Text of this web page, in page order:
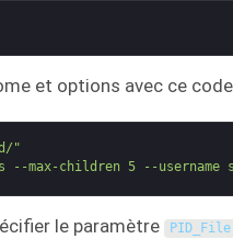
et options avec ce
"
children 5 --username
le paramètre PID_File